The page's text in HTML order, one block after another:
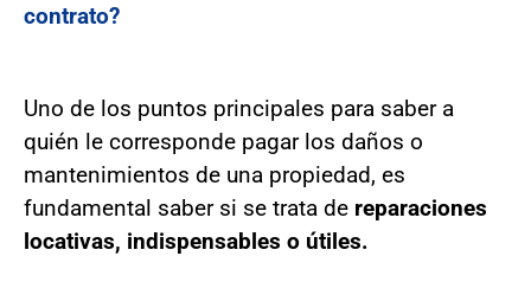
contrato?
Uno de los puntos principales para saber a
quién le corresponde pagar los daños o
mantenimientos de una propiedad, es
fundamental saber si se trata de reparaciones
locativas, indispensables o útiles.